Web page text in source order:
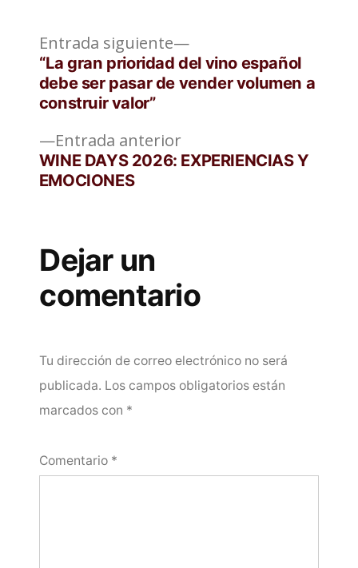
Navegación
de
entradas
Entrada anteriorEntrada
anterior:
WINE DAYS 2026: EXPERIENCIAS Y
EMOCIONES
Entrada siguiente
Entrada
siguiente:
“La gran prioridad del vino español
debe ser pasar de vender volumen a
construir valor”
Dejar un
comentario
Tu dirección de correo electrónico no será
publicada. Los campos obligatorios están
marcados con *
Comentario *